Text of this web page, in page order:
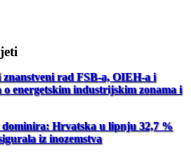
rad FSB-a, OIEH-a i
o energetskim industrijskim zonama i
dominira: Hrvatska u lipnju 32,7 %
iz inozemstva